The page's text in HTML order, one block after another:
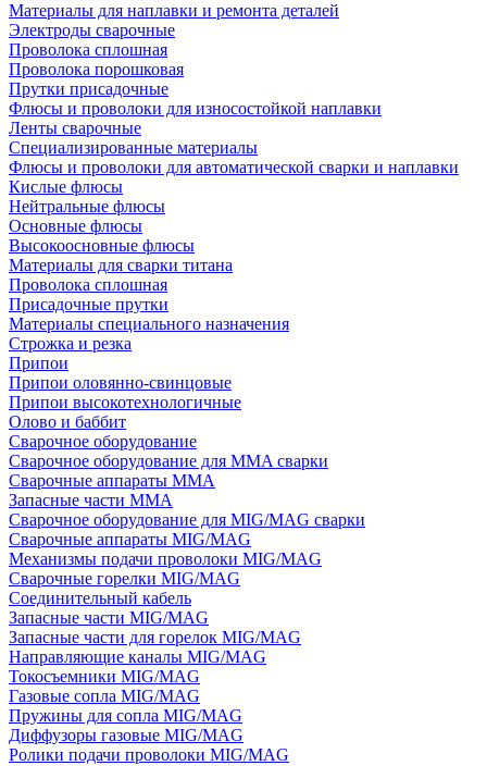
Материалы для наплавки и ремонта деталей
Электроды сварочные
Проволока сплошная
Проволока порошковая
Прутки присадочные
Флюсы и проволоки для износостойкой наплавки
Ленты сварочные
Специализированные материалы
Флюсы и проволоки для автоматической сварки и наплавки
Кислые флюсы
Нейтральные флюсы
Основные флюсы
Высокоосновные флюсы
Материалы для сварки титана
Проволока сплошная
Присадочные прутки
Материалы специального назначения
Строжка и резка
Припои
Припои оловянно-свинцовые
Припои высокотехнологичные
Олово и баббит
Сварочное оборудование
Сварочное оборудование для MMA сварки
Сварочные аппараты MMA
Запасные части MMA
Сварочное оборудование для MIG/MAG сварки
Сварочные аппараты MIG/MAG
Механизмы подачи проволоки MIG/MAG
Сварочные горелки MIG/MAG
Соединительный кабель
Запасные части MIG/MAG
Запасные части для горелок MIG/MAG
Направляющие каналы MIG/MAG
Токосъемники MIG/MAG
Газовые сопла MIG/MAG
Пружины для сопла MIG/MAG
Диффузоры газовые MIG/MAG
Ролики подачи проволоки MIG/MAG